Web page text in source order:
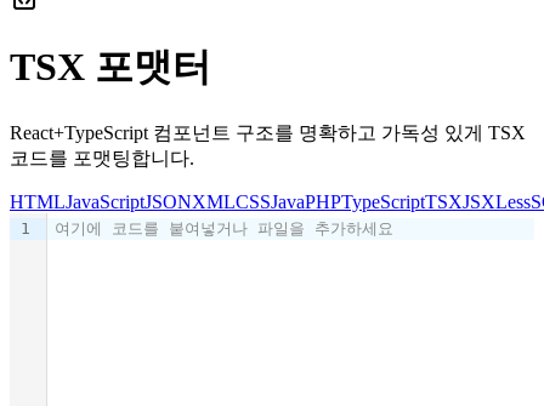
빠르게 도구 검색
TSX 포맷터
React+TypeScript 컴포넌트 구조를 명확하고 가독성 있게 TSX
코드를 포맷팅합니다.
HTMLJavaScriptJSONXMLCSSJavaPHPTypeScriptTSXJSXLess
1 여기에 코드를 붙여넣거나 파일을 추가하세요